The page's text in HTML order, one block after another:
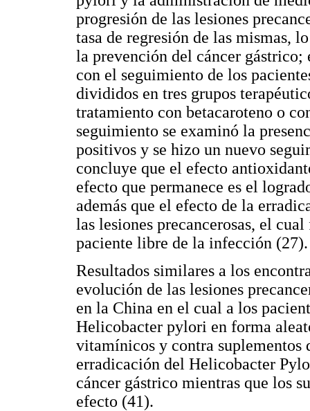
progresión de las lesiones
tasa de regresión de las mismas,
la prevención del cáncer gástrico;
con el seguimiento de los
divididos en tres grupos
tratamiento con betacaroteno o
seguimiento se examinó la
positivos y se hizo un nuevo
concluye que el efecto
efecto que permanece es el
además que el efecto de la
las lesiones precancerosas, el
paciente libre de la infección (27).
Resultados similares a los
evolución de las lesiones
en la China en el cual a los
Helicobacter pylori en forma
vitamínicos y contra suplementos
erradicación del Helicobacter
cáncer gástrico mientras que los
efecto (41).